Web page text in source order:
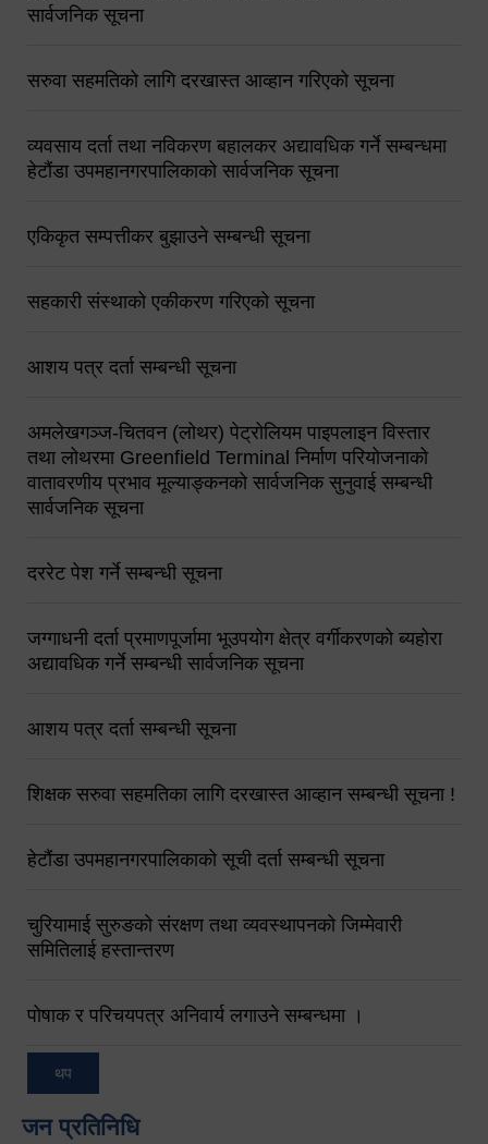
सार्वजनिक सूचना
सरुवा सहमतिको लागि दरखास्त आव्हान गरिएको सूचना
व्यवसाय दर्ता तथा नविकरण बहालकर अद्यावधिक गर्ने सम्बन्धमा
हेटौंडा उपमहानगरपालिकाको सार्वजनिक सूचना
एकिकृत सम्पत्तीकर बुझाउने सम्बन्धी सूचना
सहकारी संस्थाको एकीकरण गरिएको सूचना
आशय पत्र दर्ता सम्बन्धी सूचना
अमलेखगञ्ज-चितवन (लोथर) पेट्रोलियम पाइपलाइन विस्तार
तथा लोथरमा Greenfield Terminal निर्माण परियोजनाको
वातावरणीय प्रभाव मूल्याङ्कनको सार्वजनिक सुनुवाई सम्बन्धी
सार्वजनिक सूचना
दररेट पेश गर्ने सम्बन्धी सूचना
जग्गाधनी दर्ता प्रमाणपूर्जामा भूउपयोग क्षेत्र वर्गीकरणको ब्यहोरा
अद्यावधिक गर्ने सम्बन्धी सार्वजनिक सूचना
आशय पत्र दर्ता सम्बन्धी सूचना
शिक्षक सरुवा सहमतिका लागि दरखास्त आव्हान सम्बन्धी सूचना !
हेटौंडा उपमहानगरपालिकाको सूची दर्ता सम्बन्धी सूचना
चुरियामाई सुरुङको संरक्षण तथा व्यवस्थापनको जिम्मेवारी
समितिलाई हस्तान्तरण
पोषाक र परिचयपत्र अनिवार्य लगाउने सम्बन्धमा ।
थप
जन प्रतिनिधि